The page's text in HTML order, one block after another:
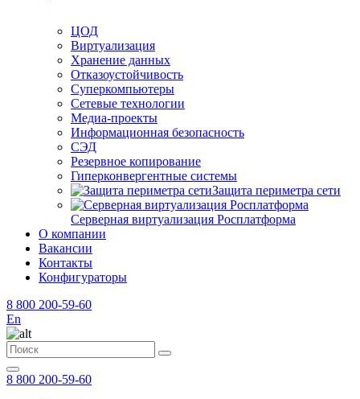
ЦОД
Виртуализация
Хранение данных
Отказоустойчивость
Суперкомпьютеры
Сетевые технологии
Медиа-проекты
Информационная безопасность
СЭД
Резервное копирование
Гиперконвергентные системы
Защита периметра сети
Серверная виртуализация Росплатформа
О компании
Вакансии
Контакты
Конфигураторы
8 800 200-59-60
En
8 800 200-59-60